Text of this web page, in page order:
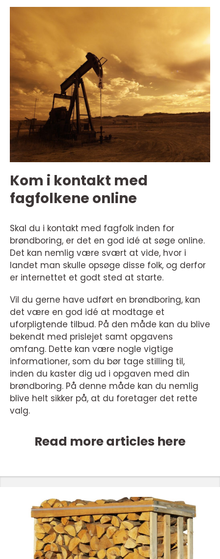
Kom i kontakt med
fagfolkene online
Skal du i kontakt med fagfolk inden for
brøndboring, er det en god idé at søge online.
Det kan nemlig være svært at vide, hvor i
landet man skulle opsøge disse folk, og derfor
er internettet et godt sted at starte.
Vil du gerne have udført en brøndboring, kan
det være en god idé at modtage et
uforpligtende tilbud. På den måde kan du blive
bekendt med prislejet samt opgavens
omfang. Dette kan være nogle vigtige
informationer, som du bør tage stilling til,
inden du kaster dig ud i opgaven med din
brøndboring. På denne måde kan du nemlig
blive helt sikker på, at du foretager det rette
valg.
Read more articles here